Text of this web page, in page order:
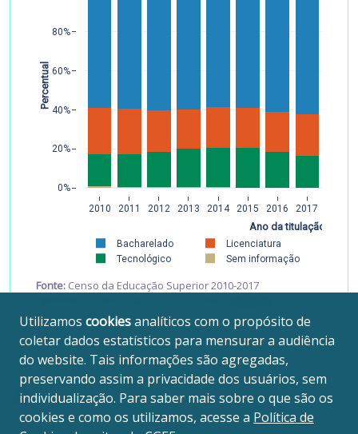
2010 2011 2012 2013 2014 2015 2016 2017
0%
20%
40%
60%
80%
Bacharelado
Licenciatura
Tecnológico
Sem informação
Percentual
Ano da titulação
Fonte: Censo da Educação Superior 2010-2017
Utilizamos cookiesanalíticos com o propósito de
coletar dados estatísticos para mensurar a audiência
do website. Tais informações são agregadas,
preservando assim a privacidade dos usuários, sem
individualização. Para saber mais sobre o que são os
cookies e como os utilizamos, acesse a Política de